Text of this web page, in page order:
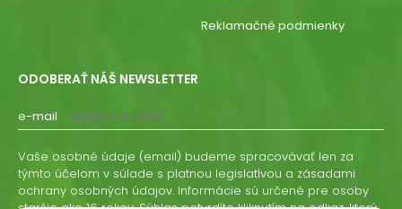
Reklamačné podmienky
ODOBERAŤ NÁŠ NEWSLETTER
e-mail
Vaše osobné údaje (email) budeme spracovávať len za
týmto účelom v súlade s platnou legislatívou a zásadami
ochrany osobných údajov. Informácie sú určené pre osoby